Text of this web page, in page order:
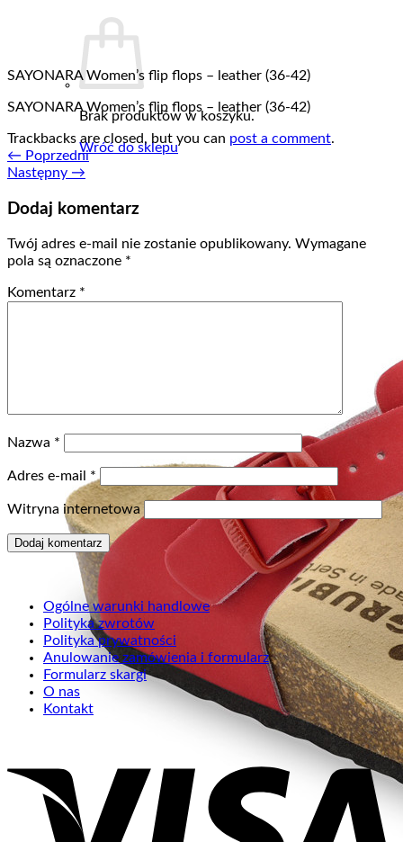
Brak produktów w koszyku.
Wróć do sklepu
SAYONARA Women’s flip flops – leather (36-42)
SAYONARA Women’s flip flops – leather (36-42)
Trackbacks are closed, but you can post a comment.
← Poprzedni
Następny →
Dodaj komentarz
Twój adres e-mail nie zostanie opublikowany. Wymagane
pola są oznaczone *
Komentarz *
Nazwa *
Adres e-mail *
Witryna internetowa
Ogólne warunki handlowe
Polityka zwrotów
Polityka prywatności
Anulowanie zamówienia i formularz
Formularz skargi
O nas
Kontakt